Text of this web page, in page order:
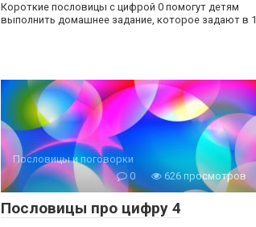
Короткие пословицы с цифрой 0 помогут детям
выполнить домашнее задание, которое задают в 1
Пословицы и поговорки
0
626 просмотров
Пословицы про цифру 4